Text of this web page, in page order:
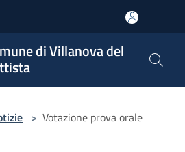
di Villanova del
> Votazione prova orale